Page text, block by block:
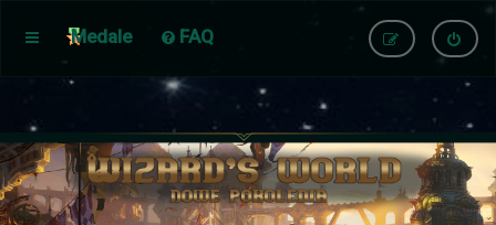
Medale FAQ